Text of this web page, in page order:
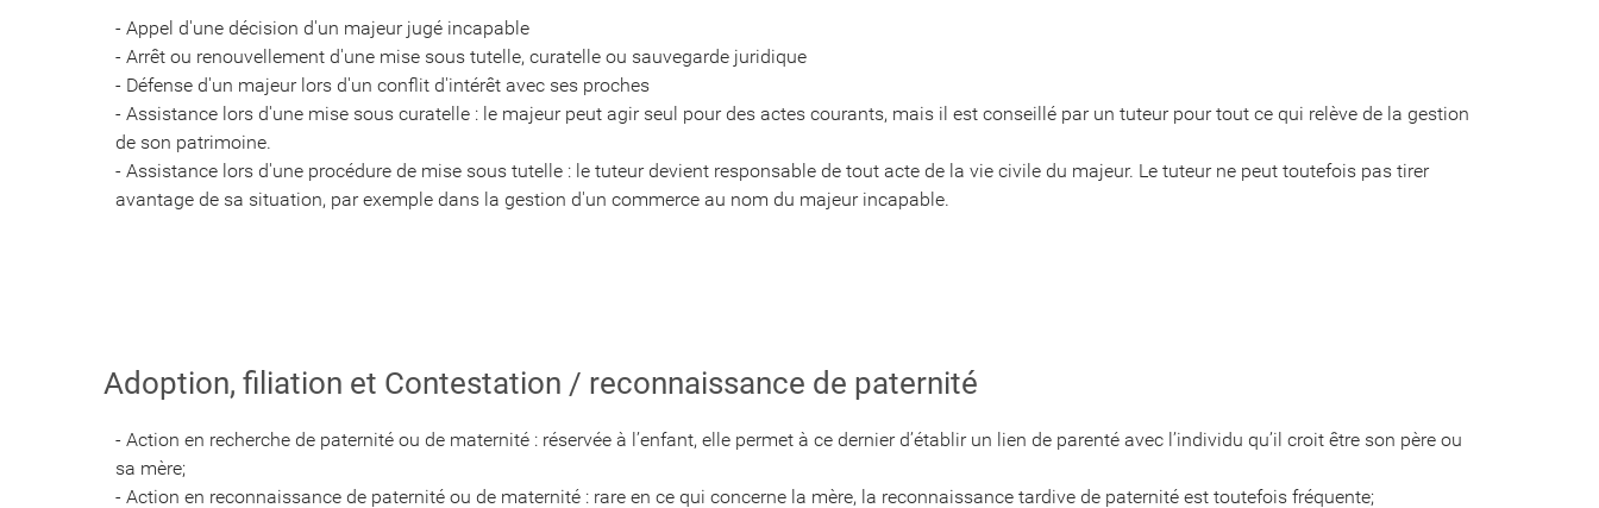
- Appel d'une décision d'un majeur jugé incapable
- Arrêt ou renouvellement d'une mise sous tutelle, curatelle ou sauvegarde juridique
​​​​​​​- Défense d'un majeur lors d'un conflit d'intérêt avec ses proches
- Assistance lors d'une mise sous curatelle : le majeur peut agir seul pour des actes courants, mais il est conseillé par un tuteur pour tout ce qui relève de la gestion
de son patrimoine.
- Assistance lors d'une procédure de mise sous tutelle : le tuteur devient responsable de tout acte de la vie civile du majeur. Le tuteur ne peut toutefois pas tirer
avantage de sa situation, par exemple dans la gestion d'un commerce au nom du majeur incapable.
Adoption, filiation et Contestation / reconnaissance de paternité
- Action en recherche de paternité ou de maternité : réservée à l’enfant, elle permet à ce dernier d’établir un lien de parenté avec l’individu qu’il croit être son père ou
sa mère;
- Action en reconnaissance de paternité ou de maternité : rare en ce qui concerne la mère, la reconnaissance tardive de paternité est toutefois fréquente;